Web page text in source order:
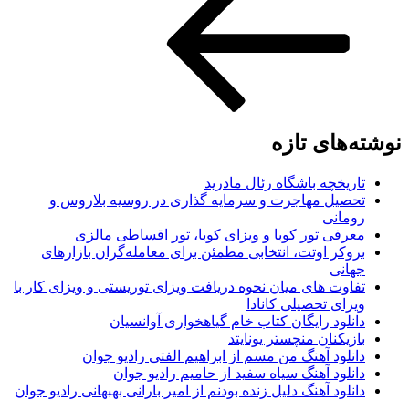
تازه
باشگاه رئال مادرید
مهاجرت و سرمایه گذاری در روسیه بلاروس و
تور کوبا و ویزای کوبا، تور اقساطی مالزی
اوتت، انتخابی مطمئن برای معامله‌گران بازارهای
های میان نحوه دریافت ویزای توریستی و ویزای کار با
تحصیلی کانادا
رایگان کتاب خام گیاهخواری آوانسیان
منچستر یونایتد
آهنگ من مسم از ابراهیم الفتی رادیو جوان
آهنگ سیاه سفید از حامیم رادیو جوان
آهنگ دلیل زنده بودنم از امیر بارانی بهبهانی رادیو جوان